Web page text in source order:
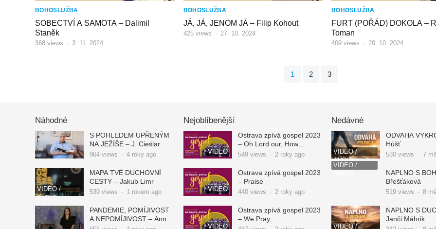
BOHOSLUŽBA
SOBECTVÍ A SAMOTA – Dalimil
Staněk
368 views · 3. 11. 2024
BOHOSLUŽBA
JÁ, JÁ, JENOM JÁ – Filip Kohout
425views · 27. 10. 2024
BOHOSLUŽBA
FURT (POŘÁD) DOKOLA –
Toman
409 views · 20. 10. 2024
1 2 3
Náhodné
S POHLEDEM UPŘENÝM
NA JEŽÍŠE – J. Cieślar
964 views · 4 roky ago
VIDEO /
AUDIO
MAPA TVÉ DUCHOVNÍ
CESTY – Jakub Limr
539 views · 1 rokem ago
PANDEMIE, POMÍJIVOST
A NEPOMÍJIVOST – Anna
Nejoblíbenější
VIDEO
Ostrava zpívá gospel 2023
– Oh Lord our, How
Excellent is Your Name
549views · 2 roky ago
VIDEO
Ostrava zpívá gospel 2023
– Praise
440views · 2 roky ago
VIDEO
Ostrava zpívá gospel 2023
– We Pray
Nedávné
VIDEO /
AUDIO
ODVAHA
Húšť
530 views · 7
VIDEO /
NAPLNO S
Břešťáková
519 views · 8
VIDEO /
NAPLNO S
Janči Máhrik